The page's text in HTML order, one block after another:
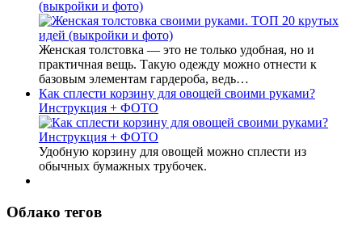
(выкройки и фото)
Женская толстовка — это не только удобная, но и
практичная вещь. Такую одежду можно отнести к
базовым элементам гардероба, ведь…
Как сплести корзину для овощей своими руками?
Инструкция + ФОТО
Удобную корзину для овощей можно сплести из
обычных бумажных трубочек.
Облако тегов